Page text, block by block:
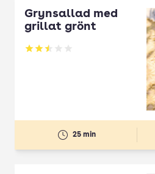
Grynsallad med
grillat grönt
Betyg: 2.5 av 5
25 min